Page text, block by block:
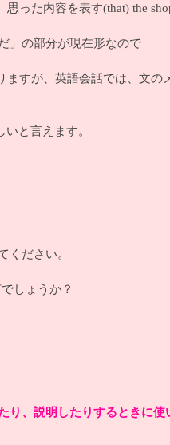
った内容を表す(that) the
」の部分が現在形なので
ますが、英語会話では、
いと言えます。
ください。
しょうか？
、説明したりするときに使